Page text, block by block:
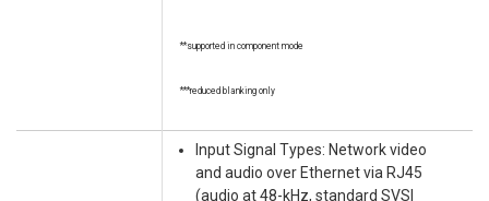
**supported in component mode
***reduced blanking only
Input Signal Types: Network video
and audio over Ethernet via RJ45
(audio at 48-kHz, standard SVSI